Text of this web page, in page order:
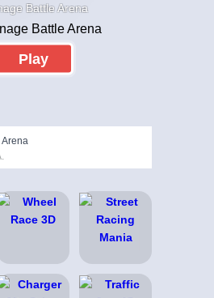
Battle Arena
Play